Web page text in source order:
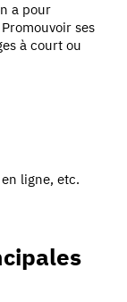
a pour
Promouvoir ses
à court ou
ligne, etc.